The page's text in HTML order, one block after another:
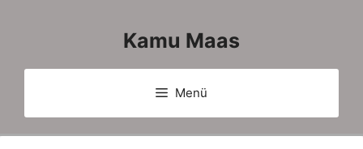
Kamu Maas
Menü